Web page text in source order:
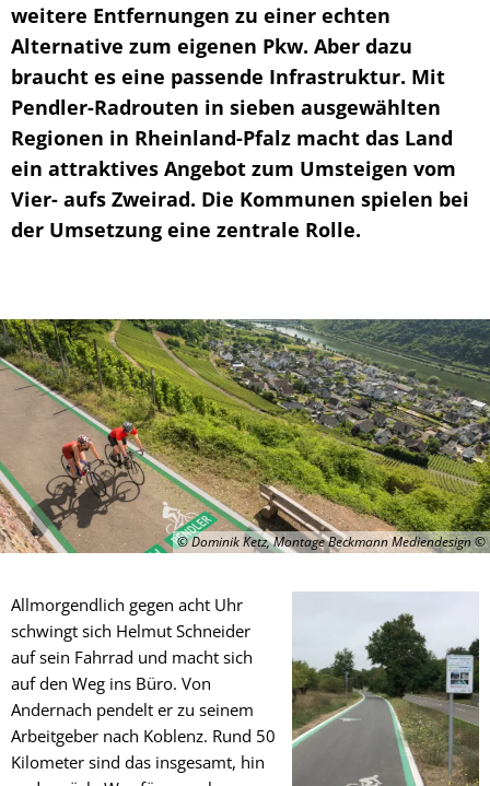
weitere Entfernungen zu einer echten
Alternative zum eigenen Pkw. Aber dazu
braucht es eine passende Infrastruktur. Mit
Pendler-Radrouten in sieben ausgewählten
Regionen in Rheinland-Pfalz macht das Land
ein attraktives Angebot zum Umsteigen vom
Vier- aufs Zweirad. Die Kommunen spielen bei
der Umsetzung eine zentrale Rolle.
© Dominik Ketz, Montage Beckmann Mediendesign
Allmorgendlich gegen acht Uhr
schwingt sich Helmut Schneider
auf sein Fahrrad und macht sich
auf den Weg ins Büro. Von
Andernach pendelt er zu seinem
Arbeitgeber nach Koblenz. Rund 50
Kilometer sind das insgesamt, hin